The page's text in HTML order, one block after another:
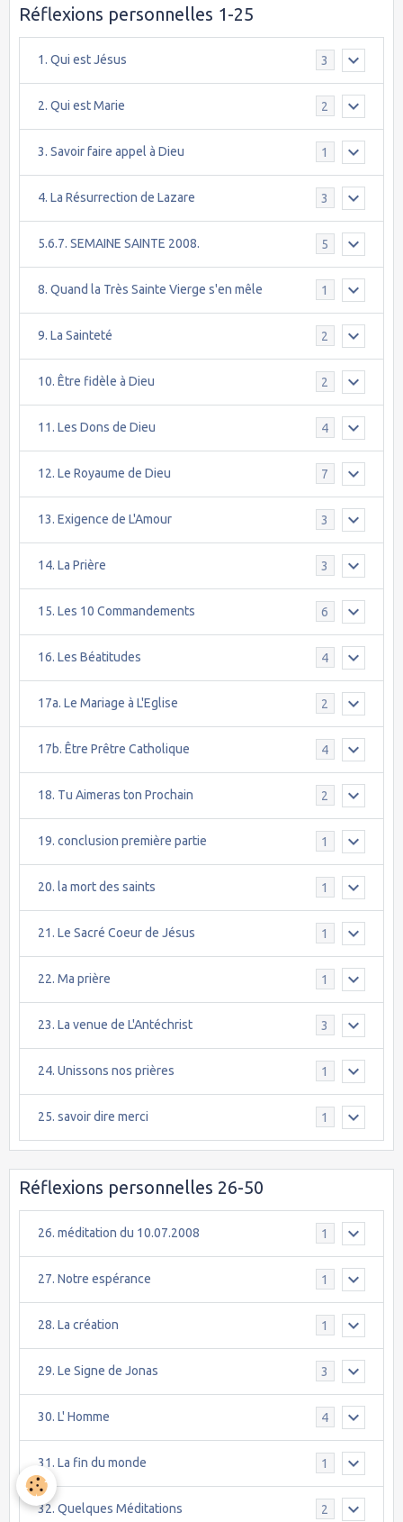
Réflexions personnelles 1-25
1. Qui est Jésus 3
2. Qui est Marie 2
3. Savoir faire appel à Dieu 1
4. La Résurrection de Lazare 3
5.6.7. SEMAINE SAINTE 2008. 5
8. Quand la Très Sainte Vierge s'en mêle 1
9. La Sainteté 2
10. Être fidèle à Dieu 2
11. Les Dons de Dieu 4
12. Le Royaume de Dieu 7
13. Exigence de L'Amour 3
14. La Prière 3
15. Les 10 Commandements 6
16. Les Béatitudes 4
17a. Le Mariage à L'Eglise 2
17b. Être Prêtre Catholique 4
18. Tu Aimeras ton Prochain 2
19. conclusion première partie 1
20. la mort des saints 1
21. Le Sacré Coeur de Jésus 1
22. Ma prière 1
23. La venue de L'Antéchrist 3
24. Unissons nos prières 1
25. savoir dire merci 1
Réflexions personnelles 26-50
26. méditation du 10.07.2008 1
27. Notre espérance 1
28. La création 1
29. Le Signe de Jonas 3
30. L' Homme 4
31. La fin du monde 1
32. Quelques Méditations 2